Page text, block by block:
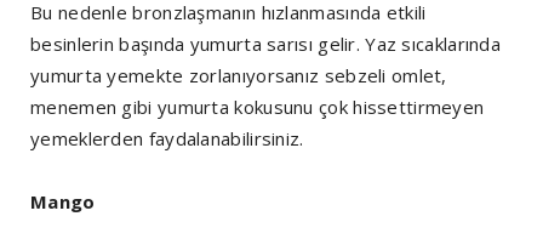
Bu nedenle bronzlaşmanın hızlanmasında etkili
besinlerin başında yumurta sarısı gelir. Yaz sıcaklarında
yumurta yemekte zorlanıyorsanız sebzeli omlet,
menemen gibi yumurta kokusunu çok hissettirmeyen
yemeklerden faydalanabilirsiniz.
Mango